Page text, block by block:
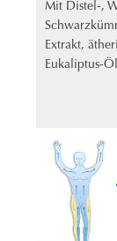
Mit Distel-,
Extrakt,
Eukaliptus-